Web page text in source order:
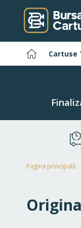
Navigați
la
Conținut
PaginaCartuse
Pagina principală